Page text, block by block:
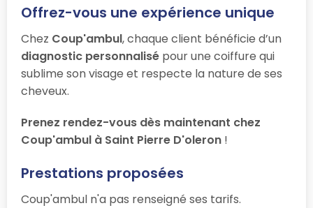
Offrez-vous une expérience unique
Chez Coup'ambul, chaque client bénéficie d’un
diagnostic personnalisé pour une coiffure qui
sublime son visage et respecte la nature de ses
cheveux.
Prenez rendez-vous dès maintenant chez
Coup'ambul à Saint Pierre D'oleron !
Prestations proposées
Coup'ambul n'a pas renseigné ses tarifs.